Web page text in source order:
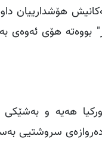
هۆشدارییان
بووەتە هۆی ئەوەی
و تورکیا هەیە و
سروشتیی